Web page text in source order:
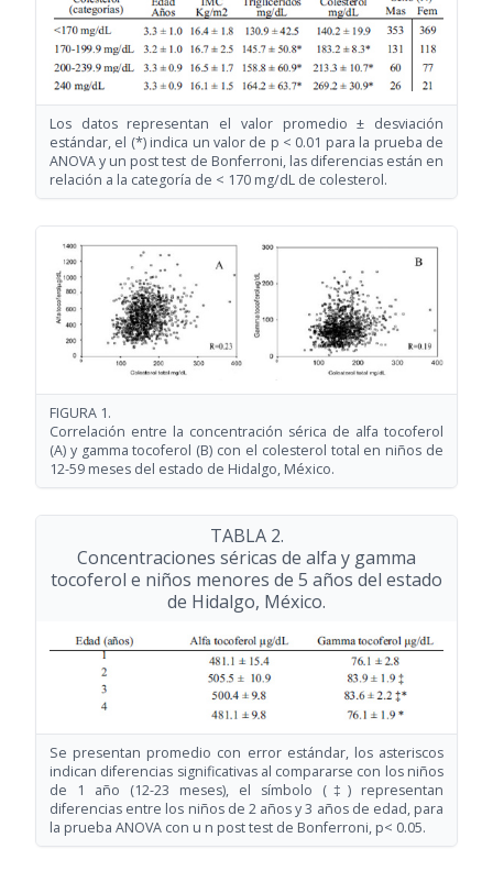
Los datos representan el valor promedio ± desviación
estándar, el (*) indica un valor de p < 0.01 para la prueba de
ANOVA y un post test de Bonferroni, las diferencias están en
relación a la categoría de < 170 mg/dL de colesterol.
FIGURA 1.
Correlación entre la concentración sérica de alfa tocoferol
(A) y gamma tocoferol (B) con el colesterol total en niños de
12-59 meses del estado de Hidalgo, México.
TABLA 2.
Concentraciones séricas de alfa y gamma
tocoferol e niños menores de 5 años del estado
de Hidalgo, México.
Se presentan promedio con error estándar, los asteriscos
indican diferencias significativas al compararse con los niños
de 1 año (12-23 meses), el símbolo (‡) representan
diferencias entre los niños de 2 años y 3 años de edad, para
la prueba ANOVA con u n post test de Bonferroni, p< 0.05.